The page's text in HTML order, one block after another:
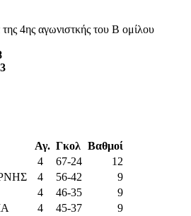
4ης αγωνιστκής του Β ομίλου
Αγ. Γκολ
Βαθμοί
4 67-24
12
4 56-42
9
4 46-35
9
4 45-37
9